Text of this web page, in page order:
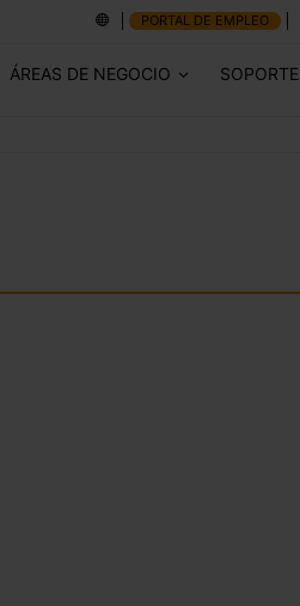
PORTAL DE EMPLEO
ÁREAS DE NEGOCIO SOPORTE